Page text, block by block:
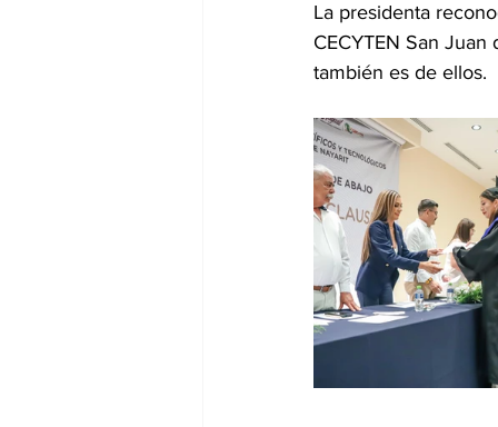
La presidenta
CECYTEN San
también es de ellos.